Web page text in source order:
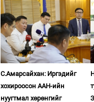
С.Амарсайхан: Иргэдийг
хохироосон ААН-ийн
нуугтмал хөрөнгийг